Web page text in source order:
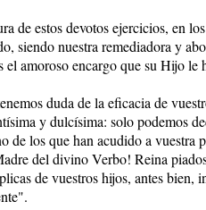
de estos devotos ejercicios, en
siendo nuestra remediadora y
el amoroso encargo que su Hijo le
duda de la eficacia de
y dulcísima: solo podemos
de los que han acudido a vuestra
del divino Verbo! Reina
de vuestros hijos, antes bien,